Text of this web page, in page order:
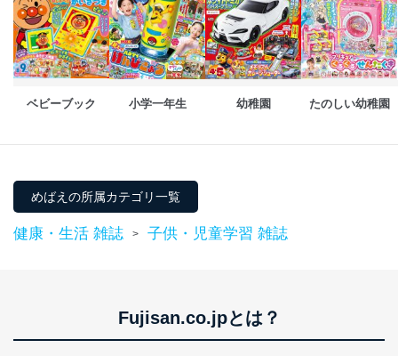
ベビーブック 小学一年生 幼稚園 たのしい幼稚園
めばえの所属カテゴリ一覧
健康・生活 雑誌 > 子供・児童学習 雑誌
Fujisan.co.jpとは？